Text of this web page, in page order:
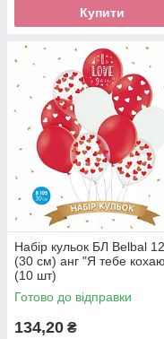
Купити
Набір кульок БЛ Belbal
(30 см) анг "Я тебе
(10 шт)
Готово до відправки
134,20 ₴